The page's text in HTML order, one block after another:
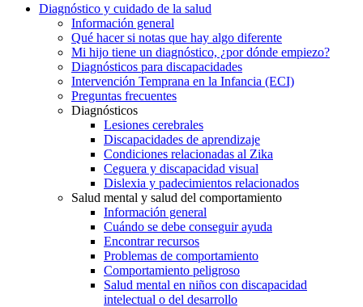
Diagnóstico y cuidado de la salud
Información general
Qué hacer si notas que hay algo diferente
Mi hijo tiene un diagnóstico, ¿por dónde empiezo?
Diagnósticos para discapacidades
Intervención Temprana en la Infancia (ECI)
Preguntas frecuentes
Diagnósticos
Lesiones cerebrales
Discapacidades de aprendizaje
Condiciones relacionadas al Zika
Ceguera y discapacidad visual
Dislexia y padecimientos relacionados
Salud mental y salud del comportamiento
Información general
Cuándo se debe conseguir ayuda
Encontrar recursos
Problemas de comportamiento
Comportamiento peligroso
Salud mental en niños con discapacidad
intelectual o del desarrollo